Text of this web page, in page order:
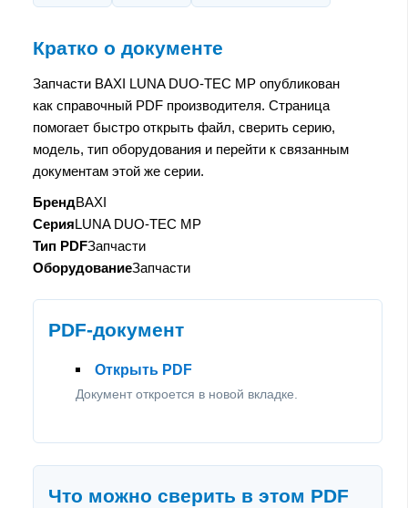
Кратко о документе
Запчасти BAXI LUNA DUO-TEC MP опубликован
как справочный PDF производителя. Страница
помогает быстро открыть файл, сверить серию,
модель, тип оборудования и перейти к связанным
документам этой же серии.
БрендBAXI
СерияLUNA DUO-TEC MP
Тип PDFЗапчасти
ОборудованиеЗапчасти
PDF-документ
Открыть PDF
Документ откроется в новой вкладке.
Что можно сверить в этом PDF